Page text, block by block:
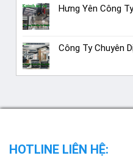
Hưng Yên Công
Công Ty Chuyên
HOTLINE LIÊN HỆ: